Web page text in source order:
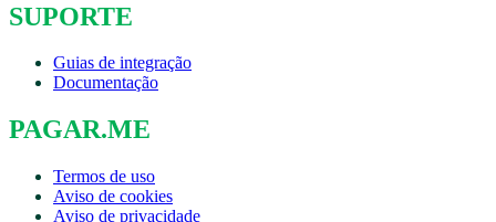
SUPORTE
Guias de integração
Documentação
PAGAR.ME
Termos de uso
Aviso de cookies
Aviso de privacidade